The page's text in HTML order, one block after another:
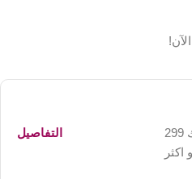
شحن مجاني اذا ما وصل طلبك 299
اكثر
التفاصيل